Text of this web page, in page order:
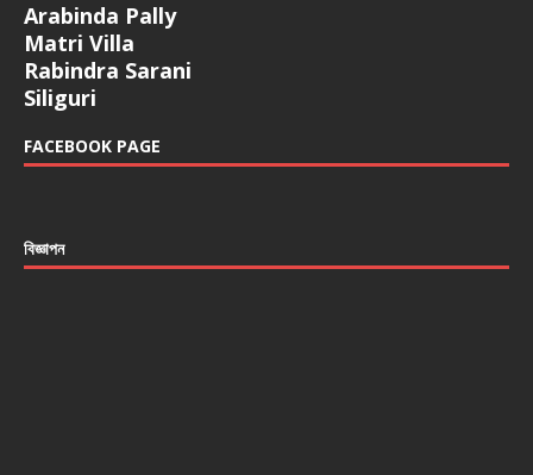
Arabinda Pally
Matri Villa
Rabindra Sarani
Siliguri
FACEBOOK PAGE
বিজ্ঞাপন